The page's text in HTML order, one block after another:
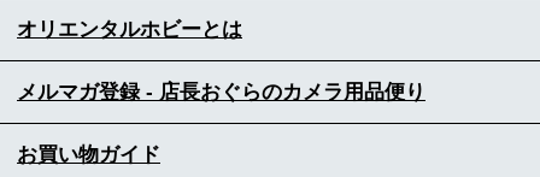
オリエンタルホビーとは
メルマガ登録 - 店長おぐらのカメラ用品便り
お買い物ガイド